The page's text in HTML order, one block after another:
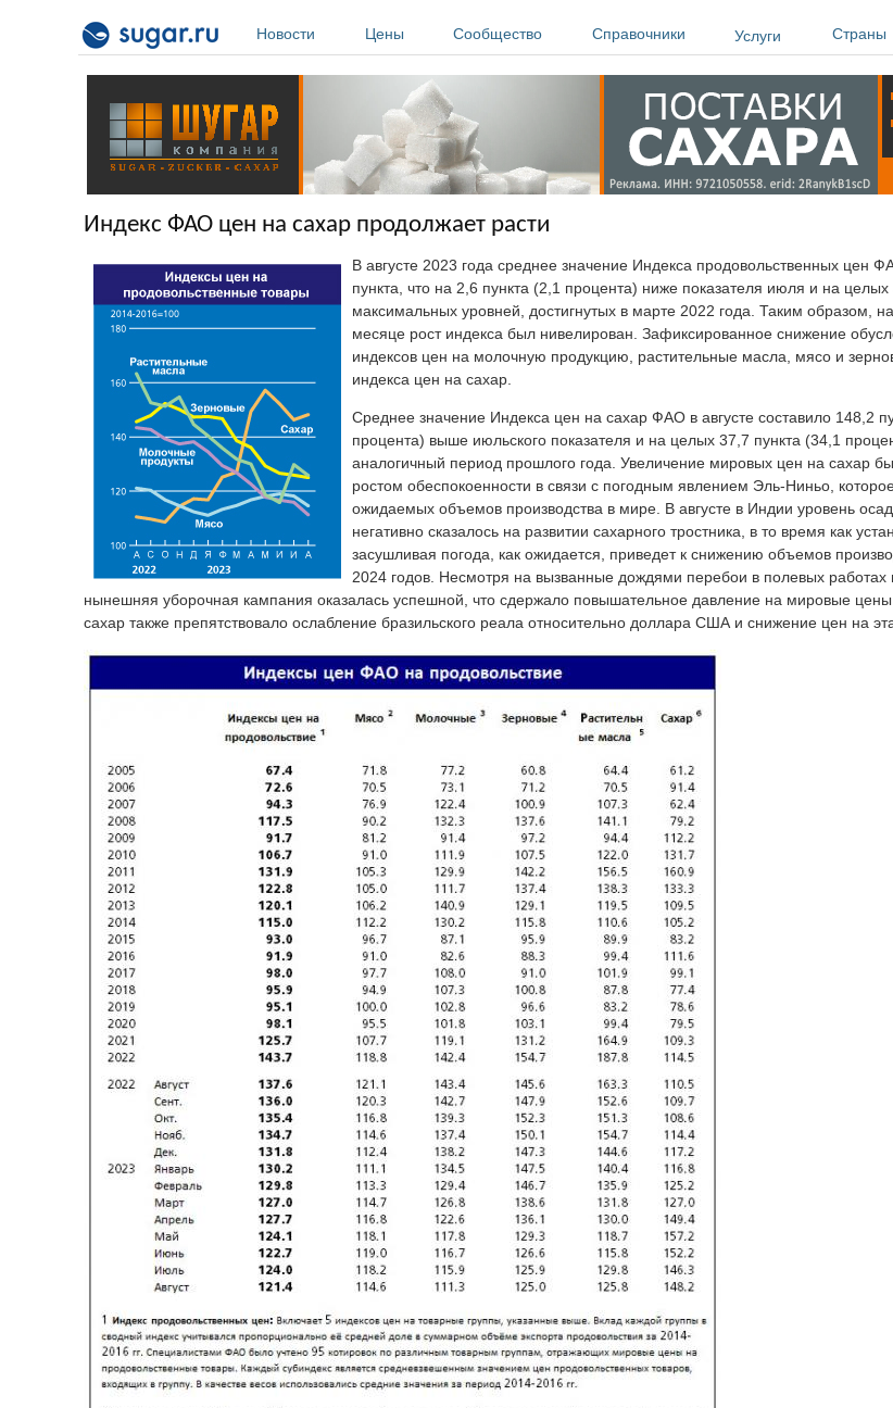
Новости
Цены Сообщество Справочники Услуги Страны
Индекс ФАО цен на сахар продолжает расти
В августе 2023 года среднее значение Индекса продовольственных цен
пункта, что на 2,6 пункта (2,1 процента) ниже показателя июля и на
максимальных уровней, достигнутых в марте 2022 года. Таким образом,
месяце рост индекса был нивелирован. Зафиксированное снижение
индексов цен на молочную продукцию, растительные масла, мясо и
индекса цен на сахар.
Среднее значение Индекса цен на сахар ФАО в августе составило 148,2
процента) выше июльского показателя и на целых 37,7 пункта (34,1
аналогичный период прошлого года. Увеличение мировых цен на сахар
ростом обеспокоенности в связи с погодным явлением Эль-Ниньо,
ожидаемых объемов производства в мире. В августе в Индии уровень
негативно сказалось на развитии сахарного тростника, в то время как
засушливая погода, как ожидается, приведет к снижению объемов
2024 годов. Несмотря на вызванные дождями перебои в полевых работах
нынешняя уборочная кампания оказалась успешной, что сдержало повышательное давление на мировые
сахар также препятствовало ослабление бразильского реала относительно доллара США и снижение цен на